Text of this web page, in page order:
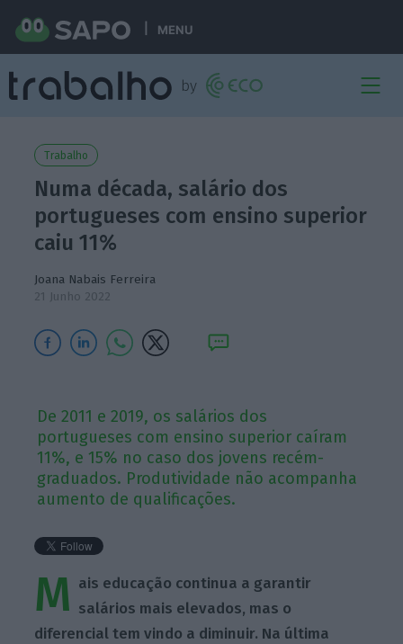
MENU
Trabalho
Numa década, salário dos
portugueses com ensino superior
caiu 11%
Joana Nabais Ferreira
21 Junho 2022
De 2011 e 2019, os salários dos
portugueses com ensino superior caíram
11%, e 15% no caso dos jovens recém-
graduados. Produtividade não acompanha
aumento de qualificações.
M ais educação continua a garantir
salários mais elevados, mas o
diferencial tem vindo a diminuir. Na última